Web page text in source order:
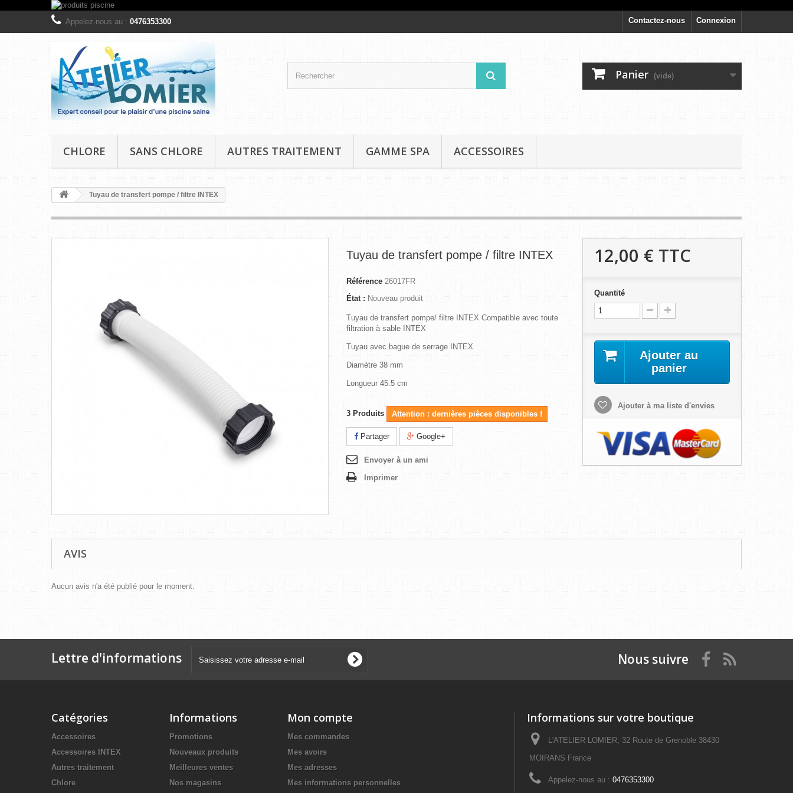
Connexion
Contactez-nous
Appelez-nous au : 0476353300
Panier (vide)
CHLORE SANS CHLORE AUTRES TRAITEMENT GAMME SPA ACCESSOIRES
Tuyau de transfert pompe / filtre INTEX
Tuyau de transfert pompe / filtre INTEX
Référence 26017FR
État : Nouveau produit
Tuyau de transfert pompe/ filtre INTEX Compatible avec toute
filtration à sable INTEX
Tuyau avec bague de serrage INTEX
Diamètre 38 mm
Longueur 45.5 cm
3 Produits Attention : dernières pièces disponibles !
Partager Google+
Envoyer à un ami
Imprimer
12,00 € TTC
Quantité
Ajouter au
panier
Ajouter à ma liste d'envies
AVIS
Aucun avis n'a été publié pour le moment.
Lettre d'informations Nous suivre
Catégories
Accessoires
Accessoires INTEX
Autres traitement
Chlore
Informations
Promotions
Nouveaux produits
Meilleures ventes
Nos magasins
Mon compte
Mes commandes
Mes avoirs
Mes adresses
Mes informations personnelles
Informations sur votre boutique
L'ATELIER LOMIER, 32 Route de Grenoble 38430
MOIRANS France
Appelez-nous au : 0476353300